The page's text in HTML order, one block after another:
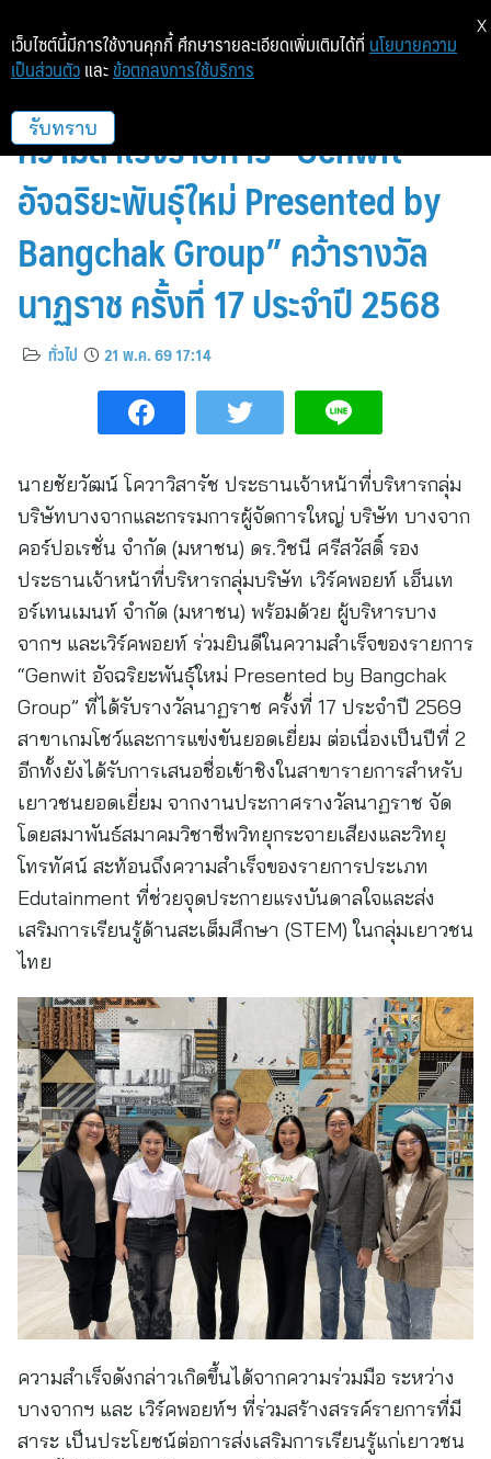
บางจากฯ – เวิร์คพอยท์ ร่วมยินดีใน
ความสำเร็จรายการ “Genwit
อัจฉริยะพันธุ์ใหม่ Presented by
Bangchak Group” คว้ารางวัล
นาฏราช ครั้งที่ 17 ประจำปี 2568
ทั่วไป 21 พ.ค. 69 17:14
นายชัยวัฒน์ โควาวิสารัช ประธานเจ้าหน้าที่บริหารกลุ่ม
บริษัทบางจากและกรรมการผู้จัดการใหญ่ บริษัท บางจาก
คอร์ปอเรชั่น จำกัด (มหาชน) ดร.วิชนี ศรีสวัสดิ์ รอง
ประธานเจ้าหน้าที่บริหารกลุ่มบริษัท เวิร์คพอยท์ เอ็นเท
อร์เทนเมนท์ จำกัด (มหาชน) พร้อมด้วย ผู้บริหารบาง
จากฯ และเวิร์คพอยท์ ร่วมยินดีในความสำเร็จของรายการ
“Genwit อัจฉริยะพันธุ์ใหม่ Presented by Bangchak
Group” ที่ได้รับรางวัลนาฏราช ครั้งที่ 17 ประจำปี 2569
สาขาเกมโชว์และการแข่งขันยอดเยี่ยม ต่อเนื่องเป็นปีที่ 2
อีกทั้งยังได้รับการเสนอชื่อเข้าชิงในสาขารายการสำหรับ
เยาวชนยอดเยี่ยม จากงานประกาศรางวัลนาฏราช จัด
โดยสมาพันธ์สมาคมวิชาชีพวิทยุกระจายเสียงและวิทยุ
โทรทัศน์ สะท้อนถึงความสำเร็จของรายการประเภท
Edutainment ที่ช่วยจุดประกายแรงบันดาลใจและส่ง
เสริมการเรียนรู้ด้านสะเต็มศึกษา (STEM) ในกลุ่มเยาวชน
ไทย
ความสำเร็จดังกล่าวเกิดขึ้นได้จากความร่วมมือ ระหว่าง
บางจากฯ และ เวิร์คพอยท์ฯ ที่ร่วมสร้างสรรค์รายการที่มี
สาระ เป็นประโยชน์ต่อการส่งเสริมการเรียนรู้แก่เยาวชน
เว็บไซต์นี้มีการใช้งานคุกกี้ ศึกษารายละเอียดเพิ่มเติมได้ที่ นโยบายความ
เป็นส่วนตัว และ ข้อตกลงการใช้บริการ
รับทราบ
X